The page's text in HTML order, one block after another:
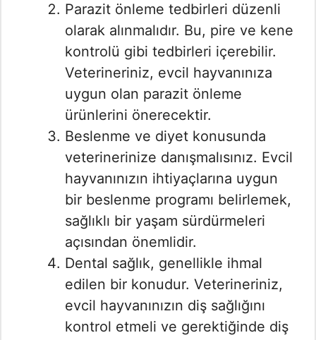
Parazit önleme tedbirleri düzenli
olarak alınmalıdır. Bu, pire ve kene
kontrolü gibi tedbirleri içerebilir.
Veterineriniz, evcil hayvanınıza
uygun olan parazit önleme
ürünlerini önerecektir.
Beslenme ve diyet konusunda
veterinerinize danışmalısınız. Evcil
hayvanınızın ihtiyaçlarına uygun
bir beslenme programı belirlemek,
sağlıklı bir yaşam sürdürmeleri
açısından önemlidir.
Dental sağlık, genellikle ihmal
edilen bir konudur. Veterineriniz,
evcil hayvanınızın diş sağlığını
kontrol etmeli ve gerektiğinde diş